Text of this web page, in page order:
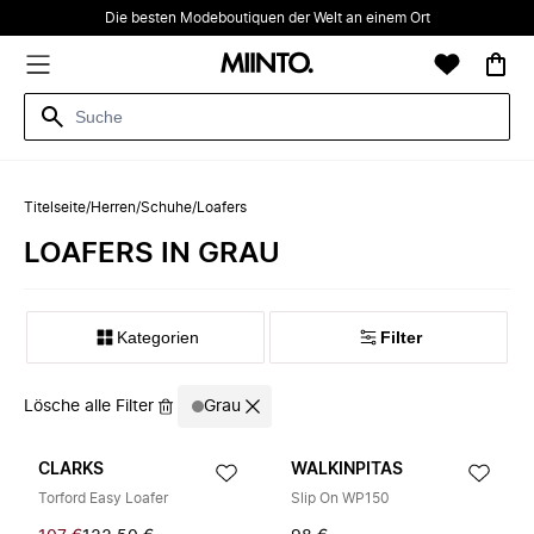
Die besten Modeboutiquen der Welt an einem Ort
Titelseite/Herren/Schuhe/ Loafers
LOAFERS IN GRAU
Kategorien Filter
Lösche alle Filter Grau
CLARKS
Torford Easy Loafer
WALKINPITAS
Slip On WP150